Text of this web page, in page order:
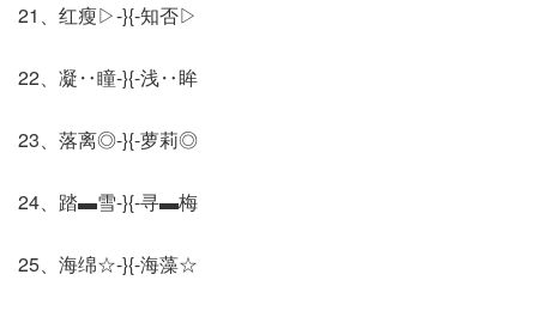
21、红瘦▷-}{-知否▷
22、凝‥瞳-}{-浅‥眸
23、落离◎-}{-萝莉◎
24、踏▬雪-}{-寻▬梅
25、海绵☆-}{-海藻☆